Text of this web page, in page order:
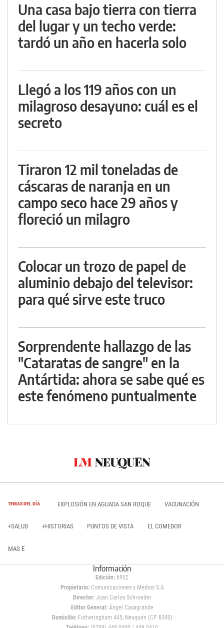
Una casa bajo tierra con tierra
del lugar y un techo verde:
tardó un año en hacerla solo
Llegó a los 119 años con un
milagroso desayuno: cuál es el
secreto
Tiraron 12 mil toneladas de
cáscaras de naranja en un
campo seco hace 29 años y
floreció un milagro
Colocar un trozo de papel de
aluminio debajo del televisor:
para qué sirve este truco
Sorprendente hallazgo de las
"Cataratas de sangre" en la
Antártida: ahora se sabe qué es
este fenómeno puntualmente
TEMAS DEL DÍA EXPLOSIÓN EN AGUADA SAN ROQUE VACUNACIÓN
+SALUD +HISTORIAS PUNTOS DE VISTA EL COMEDOR
MAS E
Información
Edición: 6952
Propietario:Comunicaciones y Medios S.A
Director: Juan Carlos Schroeder
Editor General:Ángel Casagrande
Domicilio:Fotheringham 445, Neuquén (CP 8300)